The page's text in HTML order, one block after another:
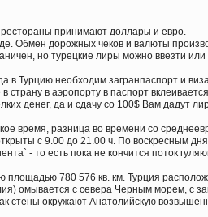
рестораны принимают доллары и евро.
Обмен дорожных чеков и валюты
но турецкие лиры можно ввезти
в Турцию необходим загранпаспорт и
страну в аэропорту в паспорт
денег, да и сдачу со 100$ Вам дадут
время, разница во времени со
с 9.00 до 21.00 ч. По воскресным
- то есть пока не кончится поток
площадью 780 576 кв. км. Турция
омывается с севера Черным морем, с
стены окружают Анатолийскую